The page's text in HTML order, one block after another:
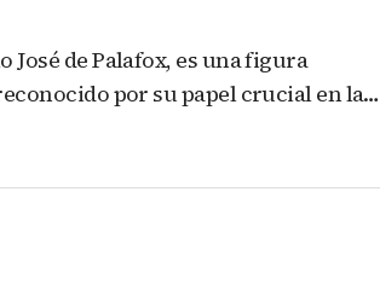
José de Palafox, es una figura
por su papel crucial en la…